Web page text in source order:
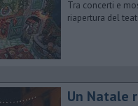
Tra concerti e
riapertura del
Un Natale